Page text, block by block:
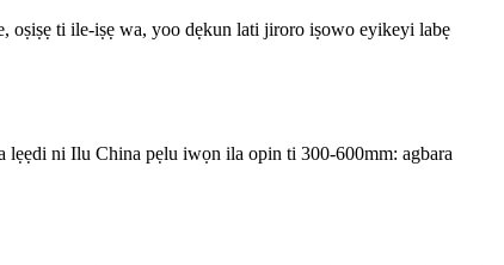
oṣiṣẹ ti ile-iṣẹ wa, yoo dẹkun lati jiroro iṣowo eyikeyi labẹ
ni Ilu China pẹlu iwọn ila opin ti 300-600mm: agbara